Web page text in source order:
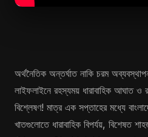
অর্থনৈতিক অন্তর্ঘাত নাকি চরম
লাইফলাইনে রহস্যময় ধারাবাহিক আঘাত ও
বিশ্লেষণ! মাত্র এক সপ্তাহের মধ্যে
খাতগুলোতে ধারাবাহিক বিপর্যয়, বিশেষত